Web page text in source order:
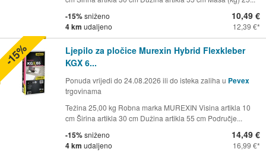
-15%sniženo
4 km udaljeno
10,49 €
12,39 €
Ljepilo za pločice Murexin Hybrid Flexkleber
KGX 6...
Ponuda vrijedi do 24.08.2026 ili do isteka zaliha u Pevex
trgovinama
Težina 25,00 kg Robna marka MUREXIN Visina artikla 10
cm Širina artikla 30 cm Dužina artikla 55 cm Područje...
-15%sniženo
4 km udaljeno
14,49 €
16,99 €
-15%